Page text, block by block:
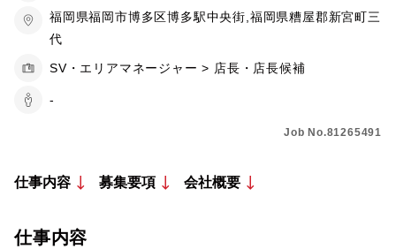
福岡県福岡市博多区博多駅中央街,福岡県糟屋郡新宮町三
代
SV・エリアマネージャー > 店長・店長候補
-
Job No.81265491
仕事内容 募集要項 会社概要
仕事内容